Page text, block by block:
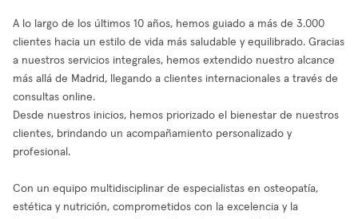
A lo largo de los últimos 10 años, hemos guiado a más de 3.000
clientes hacia un estilo de vida más saludable y equilibrado. Gracias
a nuestros servicios integrales, hemos extendido nuestro alcance
más allá de Madrid, llegando a clientes internacionales a través de
consultas online.
Desde nuestros inicios, hemos priorizado el bienestar de nuestros
clientes, brindando un acompañamiento personalizado y
profesional.
Con un equipo multidisciplinar de especialistas en osteopatía,
estética y nutrición, comprometidos con la excelencia y la